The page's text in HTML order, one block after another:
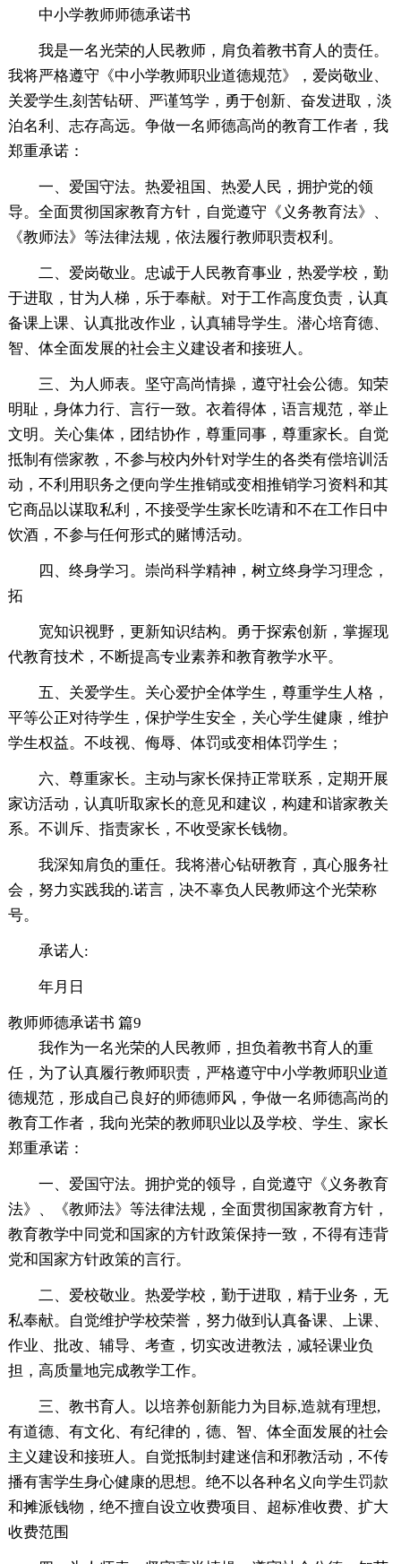
中小学教师师德承诺书
我是一名光荣的人民教师，肩负着教书育人的责任。
我将严格遵守《中小学教师职业道德规范》，爱岗敬业、
关爱学生,刻苦钻研、严谨笃学，勇于创新、奋发进取，淡
泊名利、志存高远。争做一名师德高尚的教育工作者，我
郑重承诺：
一、爱国守法。热爱祖国、热爱人民，拥护党的领
导。全面贯彻国家教育方针，自觉遵守《义务教育法》、
《教师法》等法律法规，依法履行教师职责权利。
二、爱岗敬业。忠诚于人民教育事业，热爱学校，勤
于进取，甘为人梯，乐于奉献。对于工作高度负责，认真
备课上课、认真批改作业，认真辅导学生。潜心培育德、
智、体全面发展的社会主义建设者和接班人。
三、为人师表。坚守高尚情操，遵守社会公德。知荣
明耻，身体力行、言行一致。衣着得体，语言规范，举止
文明。关心集体，团结协作，尊重同事，尊重家长。自觉
抵制有偿家教，不参与校内外针对学生的各类有偿培训活
动，不利用职务之便向学生推销或变相推销学习资料和其
它商品以谋取私利，不接受学生家长吃请和不在工作日中
饮酒，不参与任何形式的赌博活动。
四、终身学习。崇尚科学精神，树立终身学习理念，
拓
宽知识视野，更新知识结构。勇于探索创新，掌握现
代教育技术，不断提高专业素养和教育教学水平。
五、关爱学生。关心爱护全体学生，尊重学生人格，
平等公正对待学生，保护学生安全，关心学生健康，维护
学生权益。不歧视、侮辱、体罚或变相体罚学生；
六、尊重家长。主动与家长保持正常联系，定期开展
家访活动，认真听取家长的意见和建议，构建和谐家教关
系。不训斥、指责家长，不收受家长钱物。
我深知肩负的重任。我将潜心钻研教育，真心服务社
会，努力实践我的.诺言，决不辜负人民教师这个光荣称
号。
承诺人:
年月日
教师师德承诺书 篇9
我作为一名光荣的人民教师，担负着教书育人的重
任，为了认真履行教师职责，严格遵守中小学教师职业道
德规范，形成自己良好的师德师风，争做一名师德高尚的
教育工作者，我向光荣的教师职业以及学校、学生、家长
郑重承诺：
一、爱国守法。拥护党的领导，自觉遵守《义务教育
法》、《教师法》等法律法规，全面贯彻国家教育方针，
教育教学中同党和国家的方针政策保持一致，不得有违背
党和国家方针政策的言行。
二、爱校敬业。热爱学校，勤于进取，精于业务，无
私奉献。自觉维护学校荣誉，努力做到认真备课、上课、
作业、批改、辅导、考查，切实改进教法，减轻课业负
担，高质量地完成教学工作。
三、教书育人。以培养创新能力为目标,造就有理想,
有道德、有文化、有纪律的，德、智、体全面发展的社会
主义建设和接班人。自觉抵制封建迷信和邪教活动，不传
播有害学生身心健康的思想。绝不以各种名义向学生罚款
和摊派钱物，绝不擅自设立收费项目、超标准收费、扩大
收费范围